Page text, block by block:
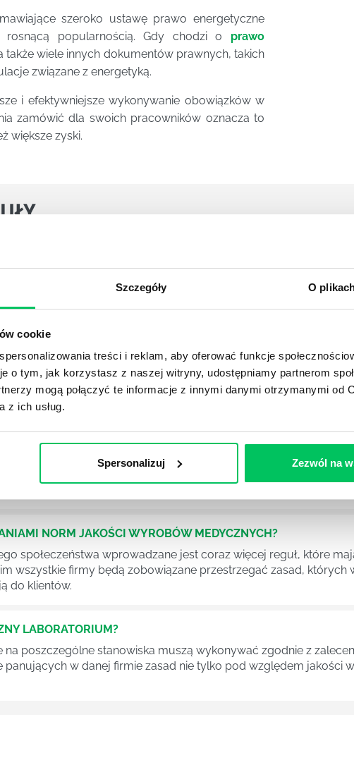
Szczegóły O
cookie
treści i reklam, aby oferować funkcje
o tym, jak korzystasz z naszej witryny, udostępniamy partnerom
mogą połączyć te informacje z innymi danymi otrzymanymi od
z ich usług.
Spersonalizuj Zezwól na
szeroko ustawę prawo energetyczne
popularnością. Gdy chodzi o prawo
także wiele innych dokumentów prawnych, takich
związane z energetyką.
i efektywniejsze wykonywanie obowiązków w
zamówić dla swoich pracowników oznacza to
większe zyski.
każdej firmy. Kiedy dokładnie nowe przepisy wejdą w życie? Od
Z czym trzeba się tutaj na pewno liczyć?
- CO WARTO WIEDZIEĆ?
z nas – bez wyjątku. Warto podkreślić, że określona jest w
musi być gdziekolwiek zgłaszana? Jak to w zasadzie dokładniej
ustawodawstwie polskim. Na czym dokładniej ono polega?
wodnego? Na te pytania odpowiemy pokrótce poniżej.
NORM JAKOŚCI WYROBÓW MEDYCZNYCH?
społeczeństwa wprowadzane jest coraz więcej reguł, które
wszystkie firmy będą zobowiązane przestrzegać zasad, których
do klientów.
LABORATORIUM?
poszczególne stanowiska muszą wykonywać zgodnie z
panujących w danej firmie zasad nie tylko pod względem jakości